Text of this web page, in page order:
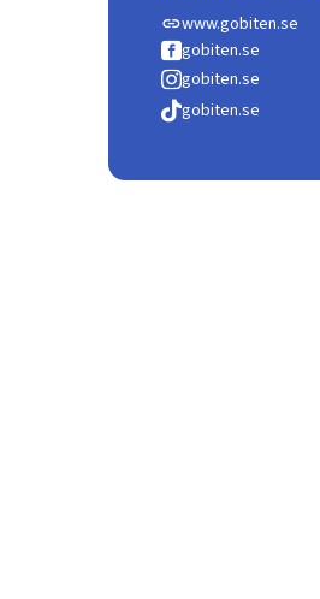
linkwww.gobiten.se
gobiten.se
gobiten.se
gobiten.se